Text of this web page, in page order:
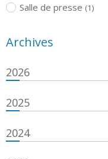
Salle de presse (1)
Archives
2026
2025
2024